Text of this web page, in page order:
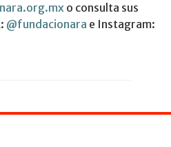
o consulta sus
@fundacionara e Instagram: